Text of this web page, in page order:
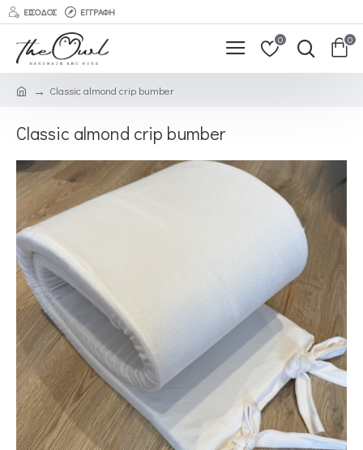
ΕΊΣΟΔΟΣ ΕΓΓΡΑΦΉ
0 0
Classic almond crip bumber
Classic almond crip bumber